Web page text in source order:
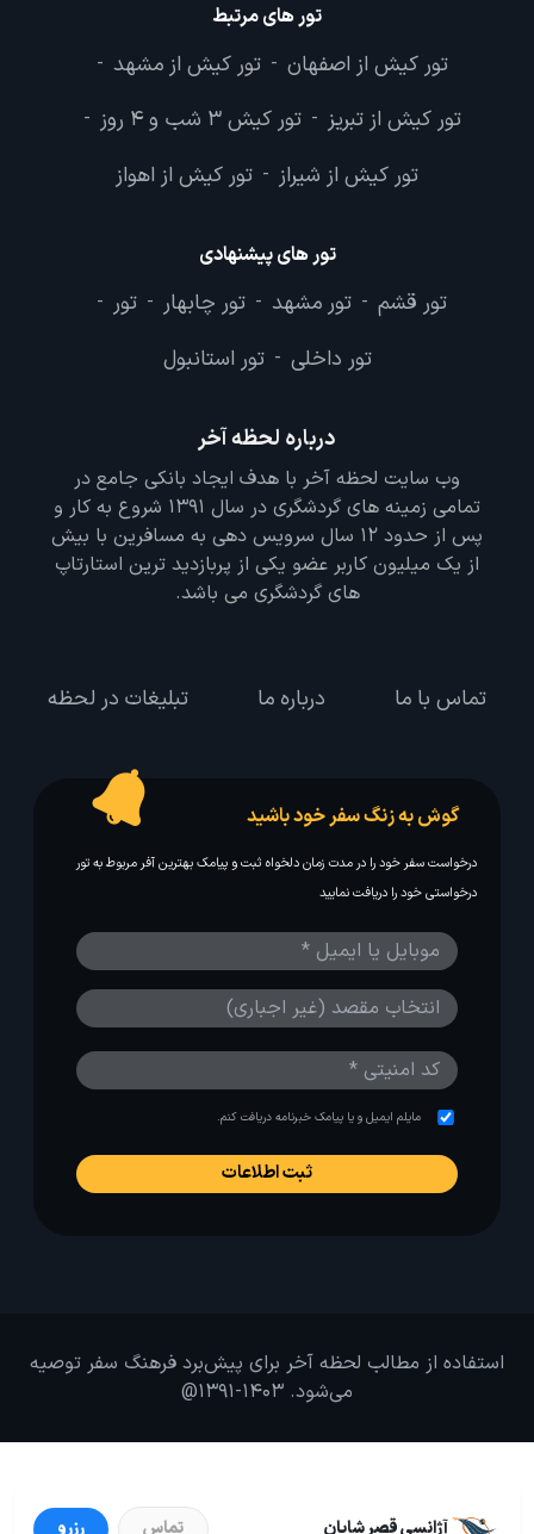
آژانسی قصر شایان تماس رزرو
تور های مرتبط
تور کیش از اصفهان - تور کیش از مشهد -
تور کیش از تبریز - تور کیش 3 شب و 4 روز -
تور کیش از شیراز - تور کیش از اهواز
تور های پیشنهادی
تور قشم - تور مشهد - تور چابهار - تور -
تور داخلی - تور استانبول
درباره لحظه آخر
وب سایت لحظه آخر با هدف ایجاد بانکی جامع در
تمامی زمینه های گردشگری در سال 1391 شروع به کار و
پس از حدود 12 سال سرویس دهی به مسافرین با بیش
از یک میلیون کاربر عضو یکی از پربازدید ترین استارتاپ
های گردشگری می باشد.
تماس با ما درباره ما تبلیغات در لحظه
گوش به زنگ سفر خود باشید
درخواست سفر خود را در مدت زمان دلخواه ثبت و پیامک بهترین آفر مربوط به تور
درخواستی خود را دریافت نمایید
مایلم ایمیل و یا پیامک خبرنامه دریافت کنم.
استفاده از مطالب لحظه آخر برای پیش‌برد فرهنگ سفر توصیه
می‌شود. 1403-1391@